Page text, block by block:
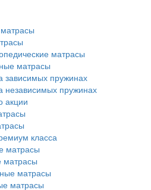
матрасы
матрасы
зависимых пружинах
независимых пружинах
акции
класса
матрасы
матрасы
матрасы
матрасы